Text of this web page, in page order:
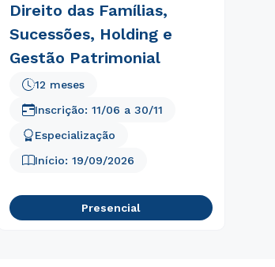
Direito das Famílias,
Sucessões, Holding e
Gestão Patrimonial
Especialização
12 meses
Início: 19/09/2026
Inscrição: 11/06 a 30/11
Presencial